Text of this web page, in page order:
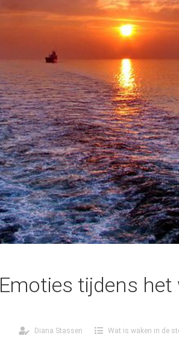
Emoties tijdens het
Diana Stassen Wat is waken in de